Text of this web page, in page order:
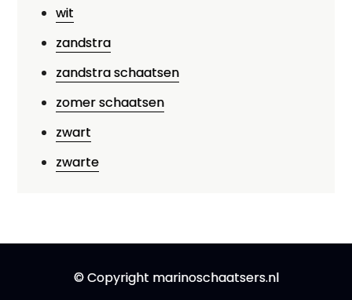
wit
zandstra
zandstra schaatsen
zomer schaatsen
zwart
zwarte
© Copyright marinoschaatsers.nl